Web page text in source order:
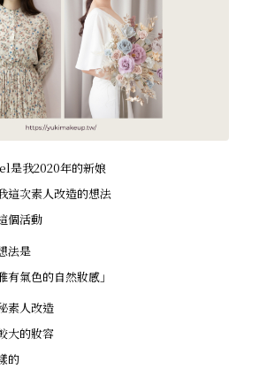
是我2020年的新娘
這次素人改造的想法
個活動
法是
有氣色的自然妝感」
素人改造
大的妝容
的